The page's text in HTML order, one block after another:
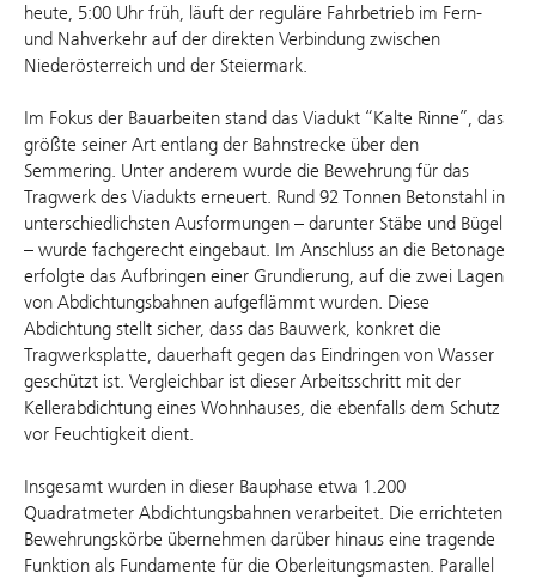
heute, 5:00 Uhr früh, läuft der reguläre Fahrbetrieb im Fern-
und Nahverkehr auf der direkten Verbindung zwischen
Niederösterreich und der Steiermark.
Im Fokus der Bauarbeiten stand das Viadukt “Kalte Rinne”, das
größte seiner Art entlang der Bahnstrecke über den
Semmering. Unter anderem wurde die Bewehrung für das
Tragwerk des Viadukts erneuert. Rund 92 Tonnen Betonstahl in
unterschiedlichsten Ausformungen – darunter Stäbe und Bügel
– wurde fachgerecht eingebaut. Im Anschluss an die Betonage
erfolgte das Aufbringen einer Grundierung, auf die zwei Lagen
von Abdichtungsbahnen aufgeflämmt wurden. Diese
Abdichtung stellt sicher, dass das Bauwerk, konkret die
Tragwerksplatte, dauerhaft gegen das Eindringen von Wasser
geschützt ist. Vergleichbar ist dieser Arbeitsschritt mit der
Kellerabdichtung eines Wohnhauses, die ebenfalls dem Schutz
vor Feuchtigkeit dient.
Insgesamt wurden in dieser Bauphase etwa 1.200
Quadratmeter Abdichtungsbahnen verarbeitet. Die errichteten
Bewehrungskörbe übernehmen darüber hinaus eine tragende
Funktion als Fundamente für die Oberleitungsmasten. Parallel